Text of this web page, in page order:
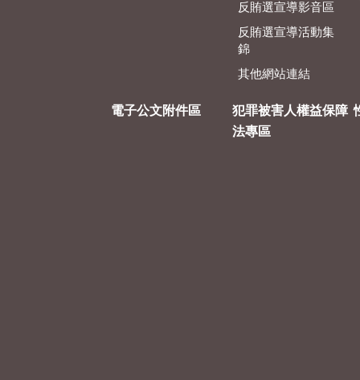
反賄選宣導影音區
反賄選宣導活動集
錦
其他網站連結
電子公文附件區
犯罪被害人權益保障
法專區